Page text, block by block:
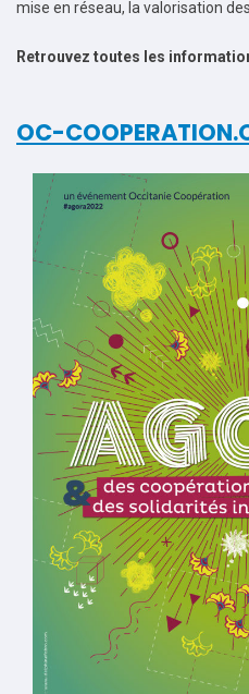
mise en réseau, la valorisation
Retrouvez toutes les
OC-